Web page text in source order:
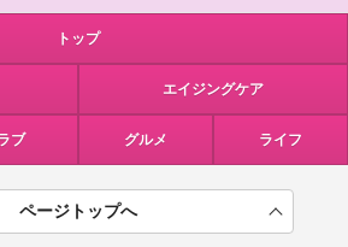
トップ
エイジングケア
ブ グルメ ライフ
ページトップへ